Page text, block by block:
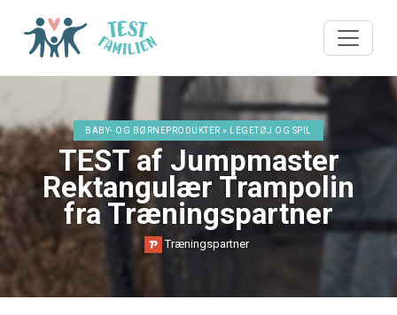
BABY- OG BØRNEPRODUKTER » LEGETØJ OG SPIL
TEST af Jumpmaster
Rektangulær Trampolin
fra Træningspartner
Træningspartner